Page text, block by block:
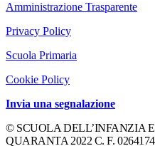
Amministrazione Trasparente
Privacy Policy
Scuola Primaria
Cookie Policy
Invia una segnalazione
© SCUOLA DELL’INFANZIA
QUARANTA 2022 C. F.